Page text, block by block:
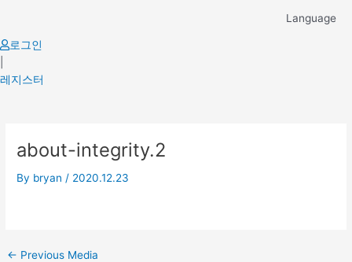
content
Language
로그인
레지스터
about-integrity.2
By bryan / 2020.12.23
navigation
← Previous Media